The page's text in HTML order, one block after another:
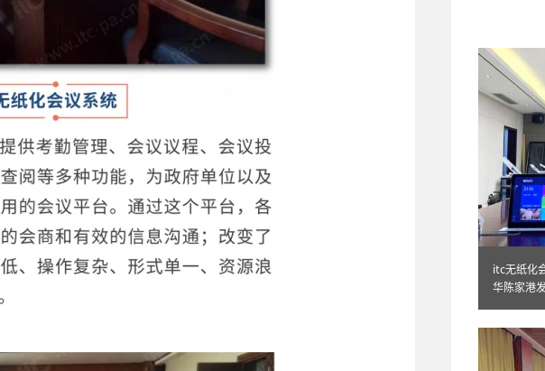
检
法
itc无纸化
华陈家港